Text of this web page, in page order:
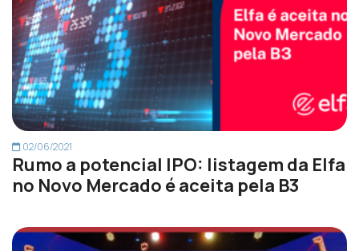
02/06/2021
Rumo a potencial IPO: listagem da Elfa
no Novo Mercado é aceita pela B3